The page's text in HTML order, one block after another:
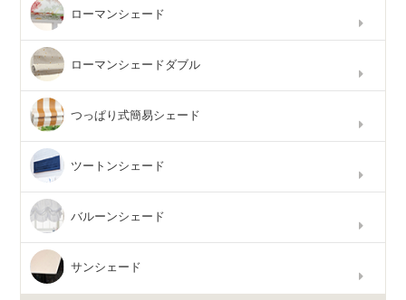
ローマンシェード
ローマンシェードダブル
つっぱり式簡易シェード
ツートンシェード
バルーンシェード
サンシェード